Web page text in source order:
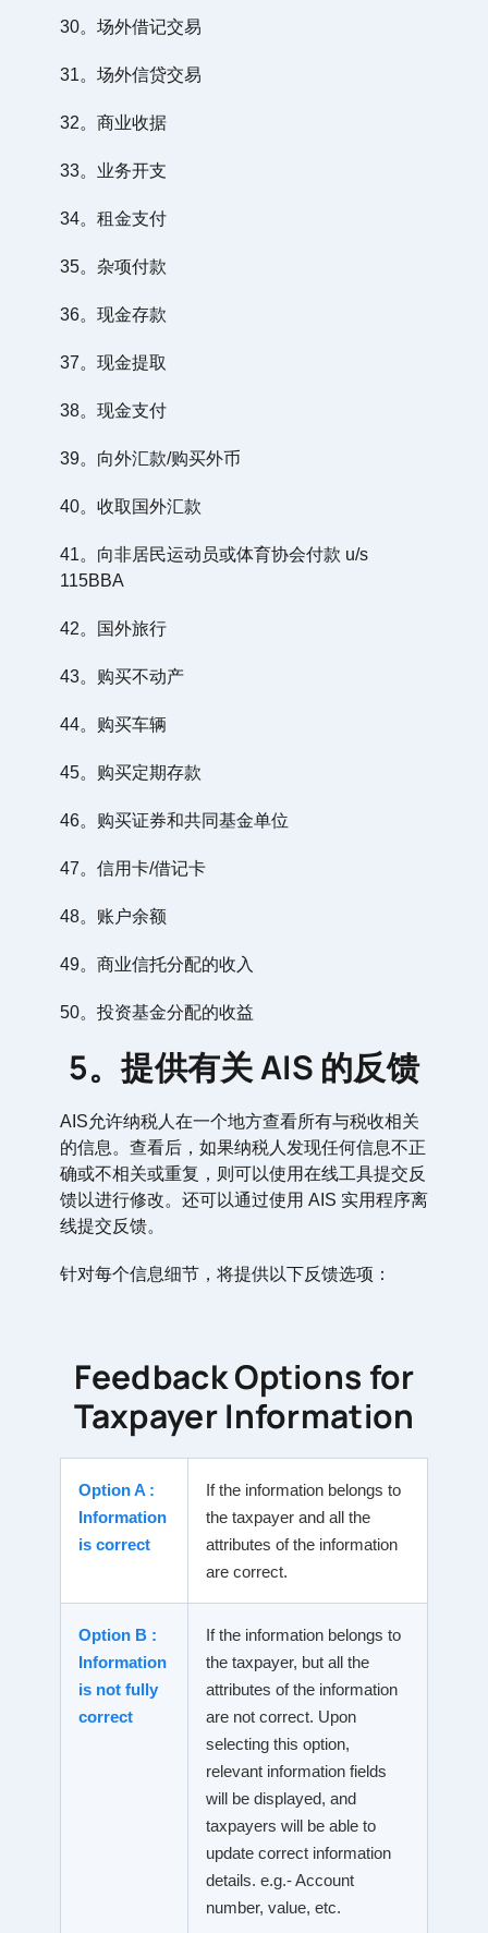
30。场外借记交易
31。场外信贷交易
32。商业收据
33。业务开支
34。租金支付
35。杂项付款
36。现金存款
37。现金提取
38。现金支付
39。向外汇款/购买外币
40。收取国外汇款
41。向非居民运动员或体育协会付款 u/s
115BBA
42。国外旅行
43。购买不动产
44。购买车辆
45。购买定期存款
46。购买证券和共同基金单位
47。信用卡/借记卡
48。账户余额
49。商业信托分配的收入
50。投资基金分配的收益
5。提供有关 AIS 的反馈
AIS允许纳税人在一个地方查看所有与税收相关
的信息。查看后，如果纳税人发现任何信息不正
确或不相关或重复，则可以使用在线工具提交反
馈以进行修改。还可以通过使用 AIS 实用程序离
线提交反馈。
针对每个信息细节，将提供以下反馈选项：
Feedback Options for
Taxpayer Information
Option A :
Information
is correct
If the information belongs to
the taxpayer and all the
attributes of the information
are correct.
Option B :
Information
is not fully
correct
If the information belongs to
the taxpayer, but all the
attributes of the information
are not correct. Upon
selecting this option,
relevant information fields
will be displayed, and
taxpayers will be able to
update correct information
details. e.g.- Account
number, value, etc.